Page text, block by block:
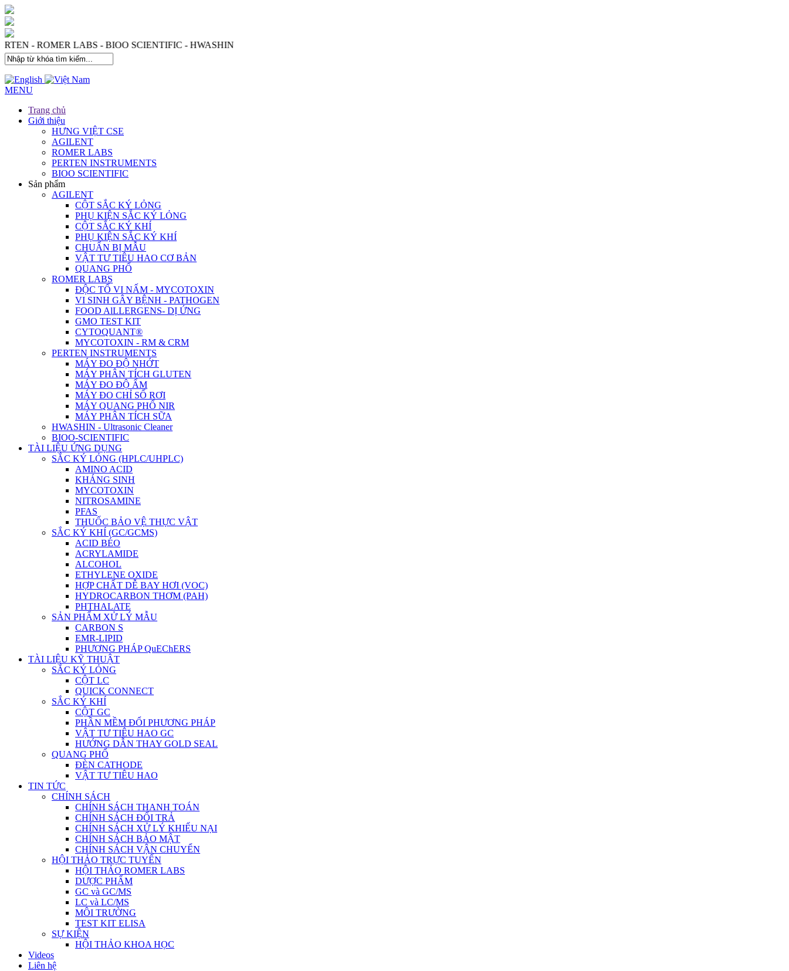
- PERTEN - ROMER LABS - BIOO SCIENTIFIC - HWASHIN
MENU
Trang chủ
Giới thiệu
HƯNG VIỆT CSE
AGILENT
ROMER LABS
PERTEN INSTRUMENTS
BIOO SCIENTIFIC
Sản phẩm
AGILENT
CỘT SẮC KÝ LỎNG
PHỤ KIỆN SẮC KÝ LỎNG
CỘT SẮC KÝ KHÍ
PHỤ KIỆN SẮC KÝ KHÍ
CHUẨN BỊ MẪU
VẬT TƯ TIÊU HAO CƠ BẢN
QUANG PHỔ
ROMER LABS
ĐỘC TỐ VI NẤM - MYCOTOXIN
VI SINH GÂY BỆNH - PATHOGEN
FOOD AlLLERGENS- DỊ ỨNG
GMO TEST KIT
CYTOQUANT®
MYCOTOXIN - RM & CRM
PERTEN INSTRUMENTS
MÁY ĐO ĐỘ NHỚT
MÁY PHÂN TÍCH GLUTEN
MÁY ĐO ĐỘ ẨM
MÁY ĐO CHỈ SỐ RƠI
MÁY QUANG PHỔ NIR
MÁY PHÂN TÍCH SỮA
HWASHIN - Ultrasonic Cleaner
BIOO-SCIENTIFIC
TÀI LIỆU ỨNG DỤNG
SẮC KÝ LỎNG (HPLC/UHPLC)
AMINO ACID
KHÁNG SINH
MYCOTOXIN
NITROSAMINE
PFAS
THUỐC BẢO VỆ THỰC VẬT
SẮC KÝ KHÍ (GC/GCMS)
ACID BÉO
ACRYLAMIDE
ALCOHOL
ETHYLENE OXIDE
HỢP CHẤT DỄ BAY HƠI (VOC)
HYDROCARBON THƠM (PAH)
PHTHALATE
SẢN PHẨM XỬ LÝ MẪU
CARBON S
EMR-LIPID
PHƯƠNG PHÁP QuEChERS
TÀI LIỆU KỸ THUẬT
SẮC KÝ LỎNG
CỘT LC
QUICK CONNECT
SẮC KÝ KHÍ
CỘT GC
PHẦN MỀM ĐỔI PHƯƠNG PHÁP
VẬT TƯ TIÊU HAO GC
HƯỚNG DẪN THAY GOLD SEAL
QUANG PHỔ
ĐÈN CATHODE
VẬT TƯ TIÊU HAO
TIN TỨC
CHÍNH SÁCH
CHÍNH SÁCH THANH TOÁN
CHÍNH SÁCH ĐỔI TRẢ
CHÍNH SÁCH XỬ LÝ KHIẾU NẠI
CHÍNH SÁCH BẢO MẬT
CHÍNH SÁCH VẬN CHUYỂN
HỘI THẢO TRỰC TUYẾN
HỘI THẢO ROMER LABS
DƯỢC PHẨM
GC và GC/MS
LC và LC/MS
MÔI TRƯỜNG
TEST KIT ELISA
SỰ KIỆN
HỘI THẢO KHOA HỌC
Videos
Liên hệ